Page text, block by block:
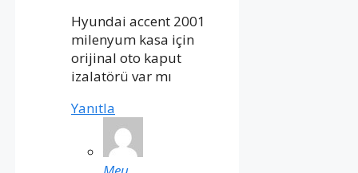
Hyundai accent 2001
milenyum kasa için
orijinal oto kaput
izalatörü var mı
Yanıtla